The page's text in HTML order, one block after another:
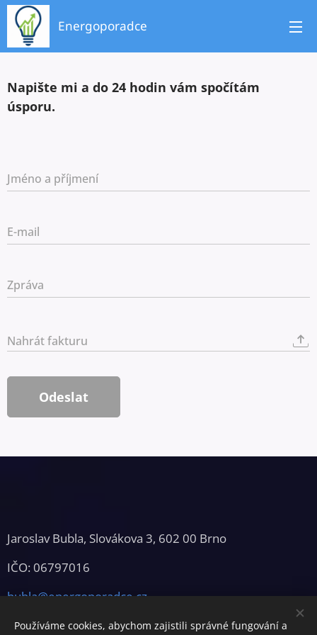
Energoporadce
Napište mi a do 24 hodin vám spočítám
úsporu.
Jméno a příjmení
E-mail
Zpráva
Nahrát fakturu
Odeslat
Jaroslav Bubla, Slovákova 3, 602 00 Brno
IČO: 06797016
bubla@energoporadce.cz
Používáme cookies, abychom zajistili správné fungování a